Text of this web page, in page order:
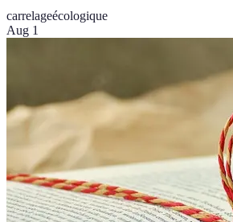
carrelageécologique
Aug 1